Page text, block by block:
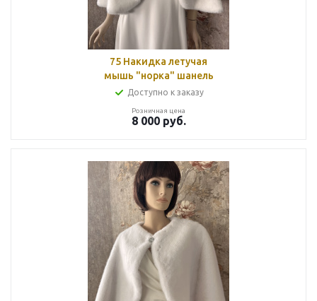
75 Накидка летучая
мышь "норка" шанель
Доступно к заказу
Розничная цена
8 000руб.